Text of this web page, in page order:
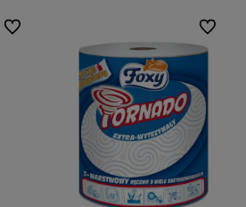
Do ulubionych Do